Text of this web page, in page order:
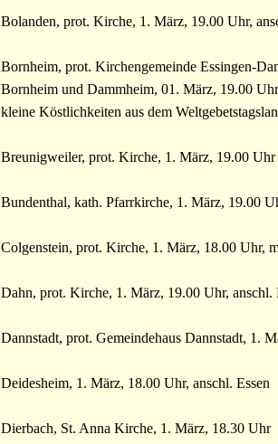
Bolanden, prot. Kirche, 1. März, 19.00 Uhr,
Bornheim, prot. Kirchengemeinde Essingen-
Bornheim und Dammheim, 01. März, 19.00
kleine Köstlichkeiten aus dem
Breunigweiler, prot. Kirche, 1. März, 19.00 Uhr
Bundenthal, kath. Pfarrkirche, 1. März, 19.00
Colgenstein, prot. Kirche, 1. März, 18.00 Uhr,
Dahn, prot. Kirche, 1. März, 19.00 Uhr, anschl.
Dannstadt, prot. Gemeindehaus Dannstadt, 1.
Deidesheim, 1. März, 18.00 Uhr, anschl. Essen
Dierbach, St. Anna Kirche, 1. März, 18.30 Uhr